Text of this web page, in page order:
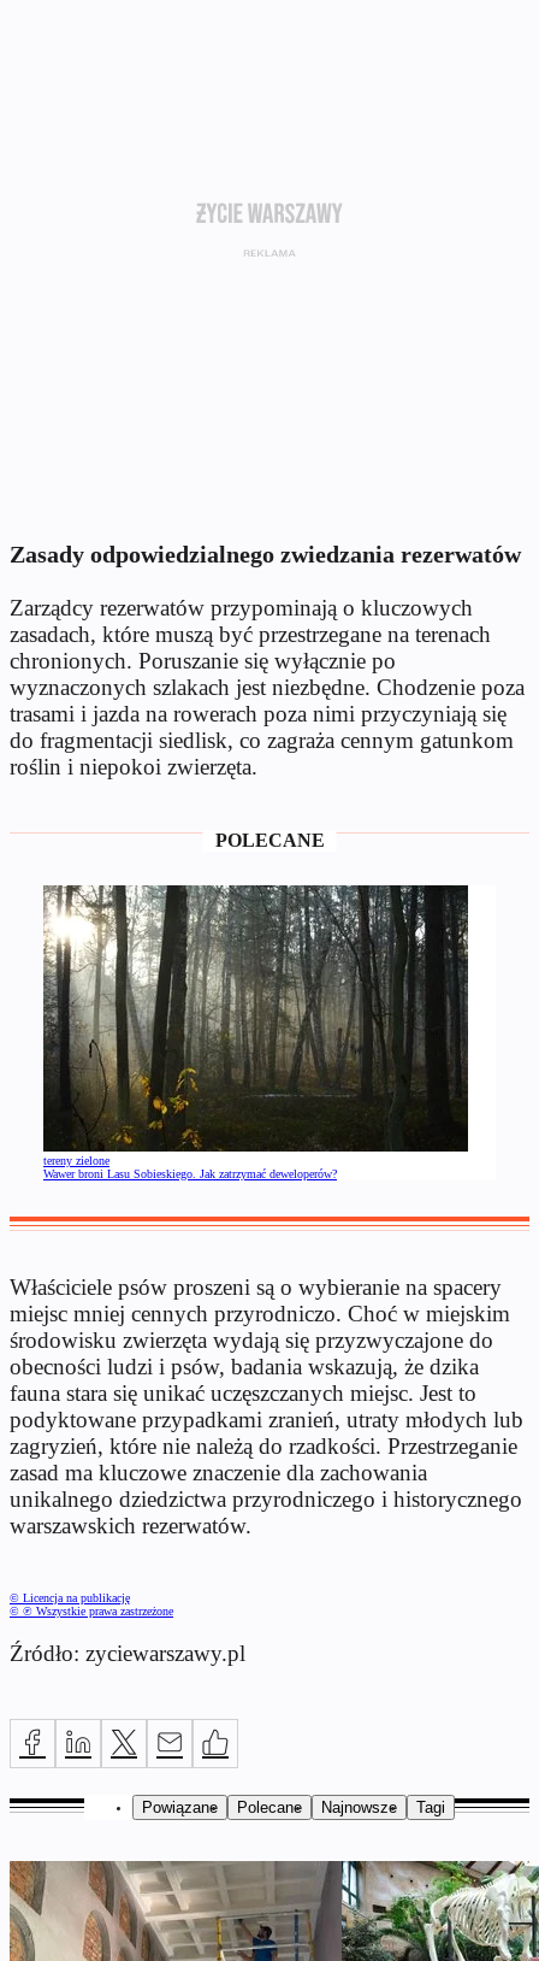
Zasady odpowiedzialnego zwiedzania rezerwatów
Zarządcy rezerwatów przypominają o kluczowych
zasadach, które muszą być przestrzegane na terenach
chronionych. Poruszanie się wyłącznie po
wyznaczonych szlakach jest niezbędne. Chodzenie poza
trasami i jazda na rowerach poza nimi przyczyniają się
do fragmentacji siedlisk, co zagraża cennym gatunkom
roślin i niepokoi zwierzęta.
POLECANE
tereny zielone
Wawer broni Lasu Sobieskiego. Jak zatrzymać deweloperów?
Właściciele psów proszeni są o wybieranie na spacery
miejsc mniej cennych przyrodniczo. Choć w miejskim
środowisku zwierzęta wydają się przyzwyczajone do
obecności ludzi i psów, badania wskazują, że dzika
fauna stara się unikać uczęszczanych miejsc. Jest to
podyktowane przypadkami zranień, utraty młodych lub
zagryzień, które nie należą do rzadkości. Przestrzeganie
zasad ma kluczowe znaczenie dla zachowania
unikalnego dziedzictwa przyrodniczego i historycznego
warszawskich rezerwatów.
© Licencja na publikację
© ℗ Wszystkie prawa zastrzeżone
Źródło: zyciewarszawy.pl
Powiązane Polecane Najnowsze Tagi